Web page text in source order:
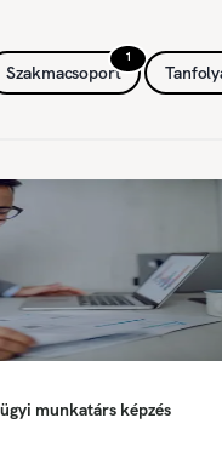
1
Szakmacsoport
munkatárs képzés